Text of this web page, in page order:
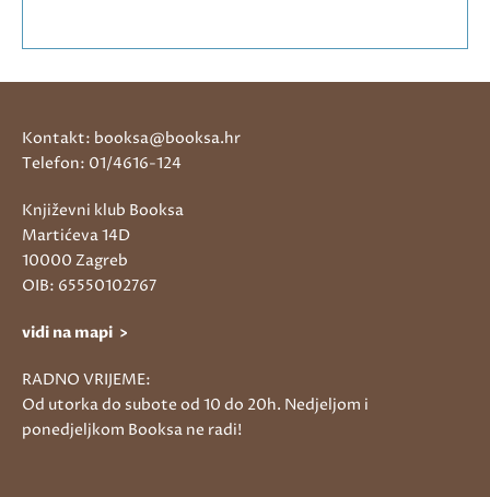
Kontakt: booksa@booksa.hr
Telefon: 01/4616-124
Književni klub Booksa
Martićeva 14D
10000 Zagreb
OIB: 65550102767
vidi na mapi >
RADNO VRIJEME:
Od utorka do subote od 10 do 20h. Nedjeljom i
ponedjeljkom Booksa ne radi!